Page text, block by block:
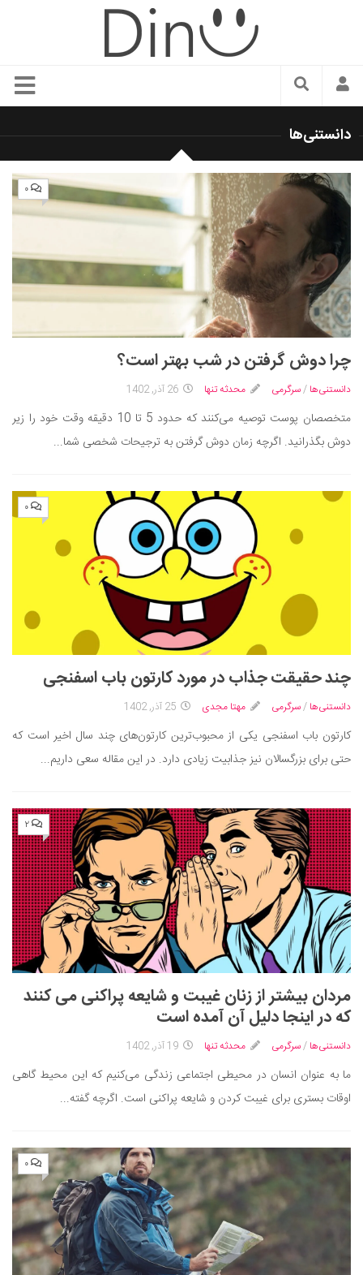
سبک زندگی
زیبایی و آرایش
شیک پوشی
دکوراسیون و چیدمان
غذا
رستوران گردی
آشپزی
سفر و گردشگری
ایران گردی
جهان گردی
رابطه، عشق و ازدواج
موفقیت و مهارت‌های فردی
بهداشت
بیماری و درمان
کودک و مادر
ورزش و تندرستی
روانشناسی
مراکز پزشکی و دارویی
فرهنگ و هنر
سینما و تئاتر
تلویزیون
چهره‌ها
عکاسی و هنرهای تجسمی
کتاب و کتاب‌خوانی
تاریخ
معماری
علمی
فناوری‌ها
نجوم و هوا فضا
زمین و محیط زیست
خودرو
سرگرمی
طنز
دانستنی‌ها
۰
چرا دوش گرفتن در شب بهتر است؟
دانستنی‌ها /سرگرمی محدثه تنها 26 آذر, 1402
متخصصان پوست توصیه می‌کنند که حدود 5 تا 10 دقیقه وقت خود را زیر
دوش بگذرانید. اگرچه زمان دوش گرفتن به ترجیحات شخصی شما...
۰
چند حقیقت جذاب در مورد کارتون باب اسفنجی
دانستنی‌ها /سرگرمی مهتا مجدی 25 آذر, 1402
کارتون باب اسفنجی یکی از محبوب‌ترین کارتون‌های چند سال اخیر است که
حتی برای بزرگسالان نیز جذابیت زیادی دارد. در این مقاله سعی داریم...
۲
مردان بیشتر از زنان غیبت و شایعه پراکنی می‌ کنند
که در اینجا دلیل آن آمده است
دانستنی‌ها /سرگرمی محدثه تنها 19 آذر, 1402
ما به عنوان انسان در محیطی اجتماعی زندگی می‌کنیم که این محیط گاهی
اوقات بستری برای غیبت کردن و شایعه پراکنی است. اگرچه گفته...
۰